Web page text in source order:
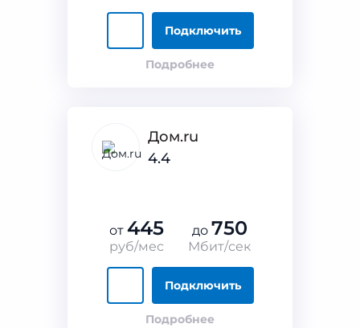
Подключить
Подробнее
Дом.ru
4.4
от 445
руб/мес
до 750
Мбит/сек
Подключить
Подробнее